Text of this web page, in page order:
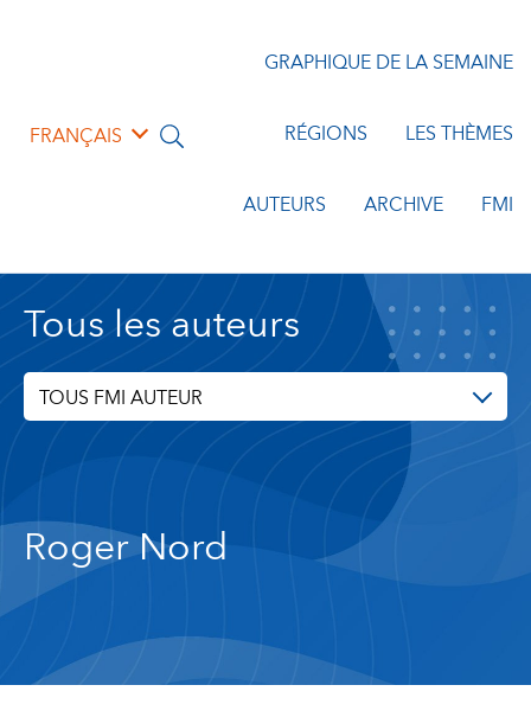
FRANÇAIS
GRAPHIQUE DE LA SEMAINE
RÉGIONS LES THÈMES
AUTEURS ARCHIVE FMI
Tous les auteurs
TOUS FMI AUTEUR
Roger Nord